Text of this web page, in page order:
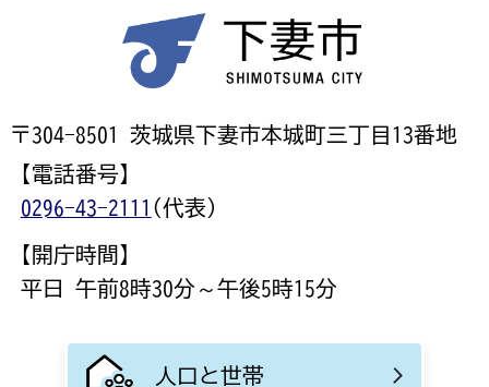
〒304-8501 茨城県下妻市本城町三丁目13番地
【電話番号】
0296-43-2111 (代表)
【開庁時間】
平日 午前8時30分～午後5時15分
人口と世帯